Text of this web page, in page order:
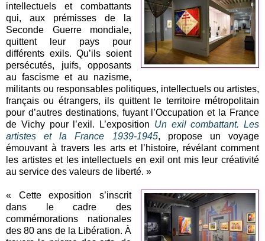
intellectuels et combattants
qui, aux prémisses de la
Seconde Guerre mondiale,
quittent leur pays pour
différents exils. Qu’ils soient
persécutés, juifs, opposants
au fascisme et au nazisme,
militants ou responsables politiques, intellectuels ou artistes,
français ou étrangers, ils quittent le territoire métropolitain
pour d’autres destinations, fuyant l’Occupation et la France
de Vichy pour l’exil. L’exposition Un exil combattant. Les
artistes et la France 1939-1945, propose un voyage
émouvant à travers les arts et l’histoire, révélant comment
les artistes et les intellectuels en exil ont mis leur créativité
au service des valeurs de liberté. »
« Cette exposition s’inscrit
dans le cadre des
commémorations nationales
des 80 ans de la Libération. À